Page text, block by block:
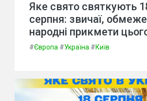
Яке свято святкують
серпня: звичаї,
народні прикмети
#Європа #Україна #Київ